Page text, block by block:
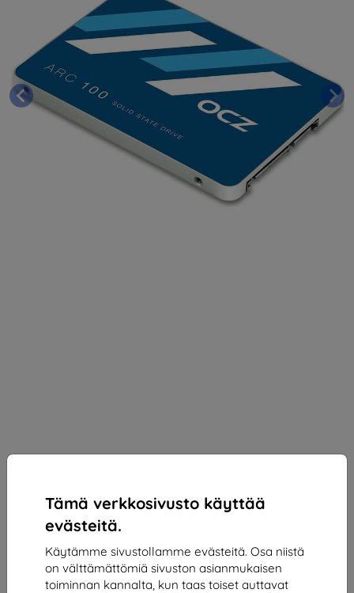
Tämä verkkosivusto käyttää
evästeitä.
Käytämme sivustollamme evästeitä. Osa niistä
on välttämättömiä sivuston asianmukaisen
toiminnan kannalta, kun taas toiset auttavat